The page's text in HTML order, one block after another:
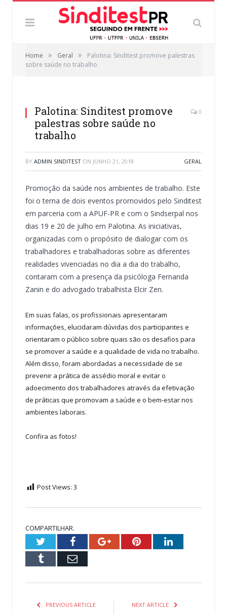
Home » Geral »
Palotina: Sinditest promove palestras
sobre saúde no trabalho
Palotina: Sinditest promove
palestras sobre saúde no
trabalho
0
BY ADMIN SINDITEST ON JUNHO 21, 2018 GERAL
Promoção da saúde nos ambientes de trabalho. Este
foi o tema de dois eventos promovidos pelo Sinditest
em parceria com a APUF-PR e com o Sindserpal nos
dias 19 e 20 de julho em Palotina. As iniciativas,
organizadas com o propósito de dialogar com os
trabalhadores e trabalhadoras sobre as diferentes
realidades vivenciadas no dia a dia do trabalho,
contaram com a presença da psicóloga Fernanda
Zanin e do advogado trabalhista Elcir Zen.
Em suas falas, os profissionais apresentaram
informações, elucidaram dúvidas dos participantes e
orientaram o público sobre quais são os desafios para
se promover a saúde e a qualidade de vida no trabalho.
Além disso, foram abordadas a necessidade de se
prevenir a prática de assédio moral e evitar o
adoecimento dos trabalhadores através da efetivação
de práticas que promovam a saúde e o bem-estar nos
ambientes laborais.
Confira as fotos!
Post Views: 3
COMPARTILHAR.
TwitterFacebookGoogle+PinterestLinkedIn
Tumblr Email
PREVIOUS ARTICLE NEXT ARTICLE